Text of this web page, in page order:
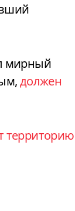
мирный
должен
территорию